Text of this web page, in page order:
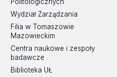
Wydział Zarządzania
Filia w Tomaszowie
Mazowieckim
Centra naukowe i zespoły
badawcze
Biblioteka UŁ